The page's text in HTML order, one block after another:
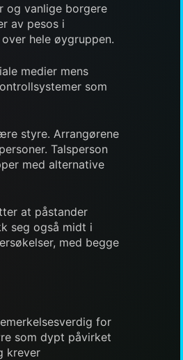
og vanlige borgere
av pesos i
hele øygruppen.
medier mens
som
styre. Arrangørene
Talsperson
med alternative
at påstander
seg også midt i
med begge
for
som dypt påvirket
krever